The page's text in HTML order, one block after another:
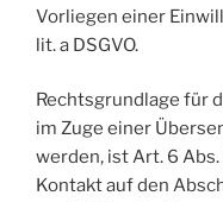
Vorliegen einer
lit. a DSGVO.
Rechtsgrundlage für
im Zuge einer
werden, ist Art. 6 Abs.
Kontakt auf den